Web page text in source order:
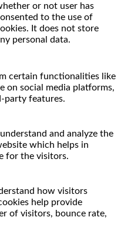
or not user has
to the use of
It does not store
personal data.
certain functionalities like
on social media platforms,
party features.
and analyze the
which helps in
for the visitors.
how visitors
help provide
of visitors, bounce rate,